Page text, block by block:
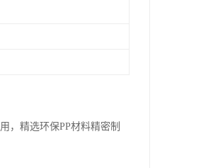
，精选环保PP材料精密制